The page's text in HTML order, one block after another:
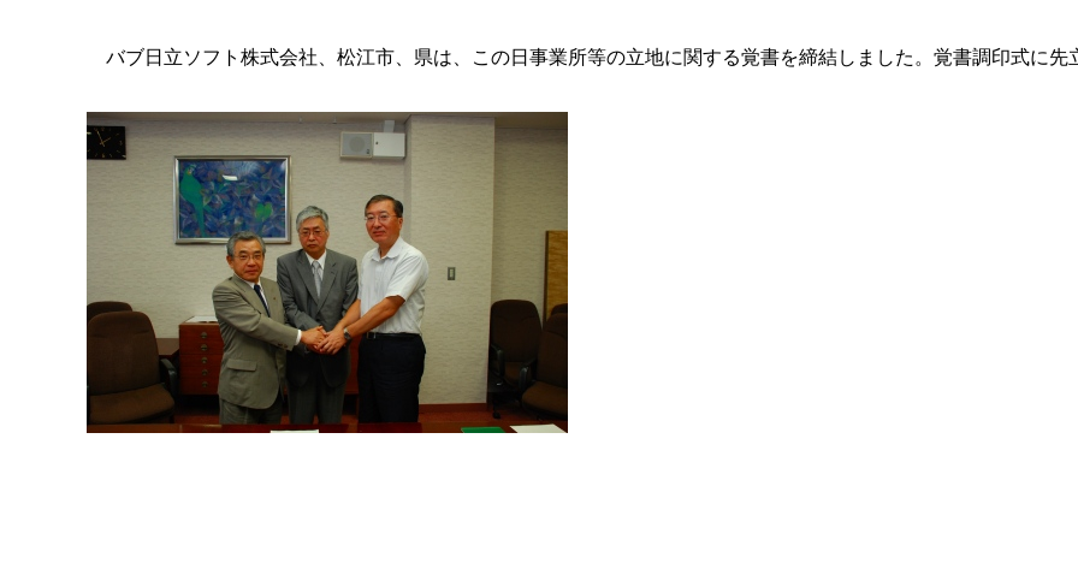
バブ日立ソフト株式会社、松江市、県は、この日事業所等の立地に関する覚書を締結しました。覚書調印式に先